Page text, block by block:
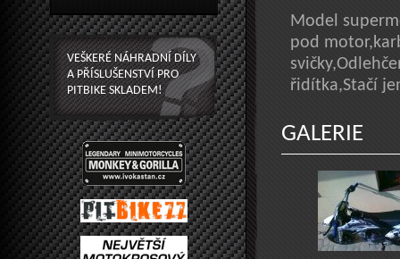
Model
pod
řidítka,Stačí
GALERIE
VEŠKERÉ NÁHRADNÍ DÍLY
A PŘÍSLUŠENSTVÍ PRO
PITBIKE SKLADEM!